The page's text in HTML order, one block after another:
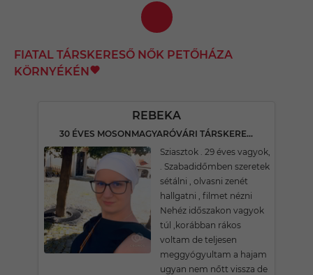
FIATAL TÁRSKERESŐ NŐK PETŐHÁZA
KÖRNYÉKÉN
REBEKA
30 ÉVES MOSONMAGYARÓVÁRI TÁRSKERESŐ
Sziasztok . 29 éves vagyok,
. Szabadidőmben szeretek
sétálni , olvasni zenét
hallgatni , filmet nézni
Nehéz időszakon vagyok
túl ,korábban rákos
voltam de teljesen
meggyógyultam a hajam
ugyan nem nőtt vissza de